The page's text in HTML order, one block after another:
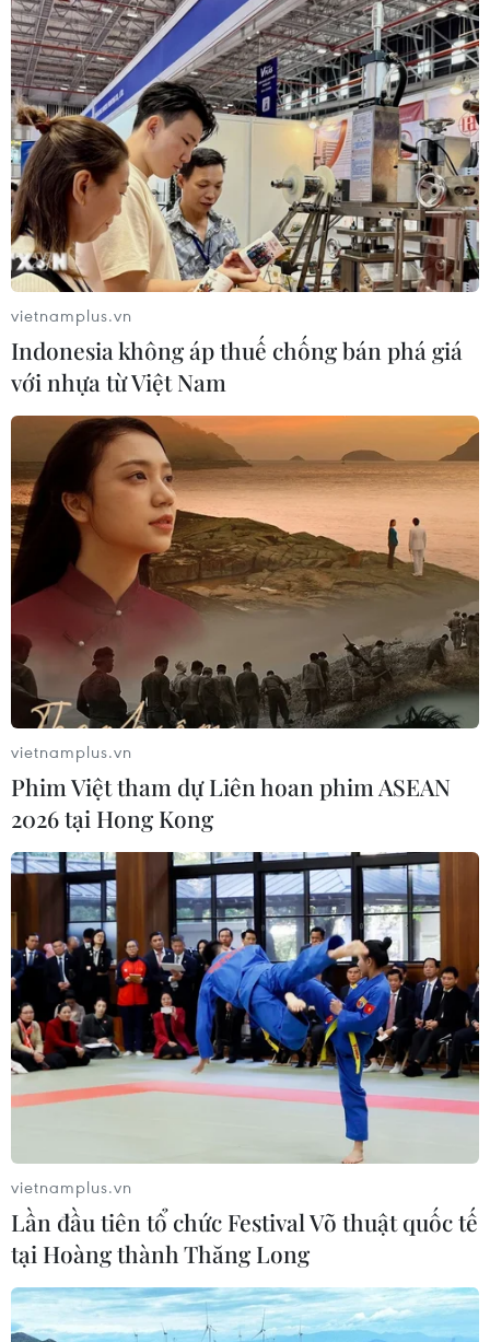
TIN CÙNG CHUYÊN MỤC
Ngân hàng Trung ương Trung Quốc
mua thêm 20 tấn vàng trong tháng 7
vietnamplus.vn
Indonesia không áp thuế chống bán phá giá
với nhựa từ Việt Nam
vietnamplus.vn
Phim Việt tham dự Liên hoan phim ASEAN
2026 tại Hong Kong
vietnamplus.vn
Lần đầu tiên tổ chức Festival Võ thuật quốc tế
tại Hoàng thành Thăng Long